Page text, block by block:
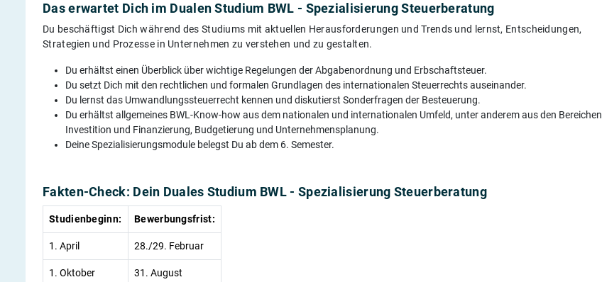
Das erwartet Dich im Dualen Studium BWL - Spezialisierung Steuerberatung
Du beschäftigst Dich während des Studiums mit aktuellen Herausforderungen und Trends und lernst, Entscheidungen,
Strategien und Prozesse in Unternehmen zu verstehen und zu gestalten.
Du erhältst einen Überblick über wichtige Regelungen der Abgabenordnung und Erbschaftsteuer.
Du setzt Dich mit den rechtlichen und formalen Grundlagen des internationalen Steuerrechts auseinander.
Du lernst das Umwandlungssteuerrecht kennen und diskutierst Sonderfragen der Besteuerung.
Du erhältst allgemeines BWL-Know-how aus dem nationalen und internationalen Umfeld, unter anderem aus den Bereichen
Investition und Finanzierung, Budgetierung und Unternehmensplanung.
Deine Spezialisierungsmodule belegst Du ab dem 6. Semester.
Fakten-Check: Dein Duales Studium BWL - Spezialisierung Steuerberatung
Studienbeginn: Bewerbungsfrist:
1. April 28./29. Februar
1. Oktober 31. August